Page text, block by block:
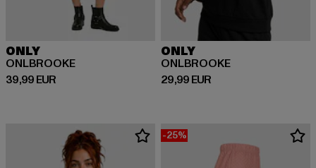
ONLY
ONLBROOKE
39,99 EUR
Ajankohtainen hinta: 39,99 EUR
ONLY
ONLBROOKE
29,99 EUR
Ajankohtainen hinta: 29,99 EUR
-25%